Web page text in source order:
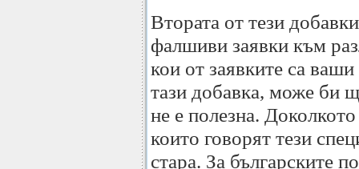
Втората от тези
фалшиви заявки към
кои от заявките са
тази добавка, може би
не е полезна.
които говорят тези
стара. За българските